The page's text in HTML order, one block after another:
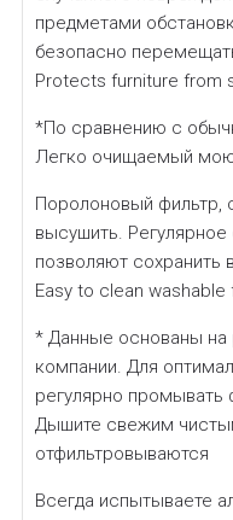
предметами
безопасно
Protects furniture from
*По сравнению с
Легко очищаемый
Поролоновый
высушить.
позволяют
Easy to clean
* Данные основаны на
компании. Для
регулярно промывать
Дышите свежим
отфильтровываются
Всегда испытываете